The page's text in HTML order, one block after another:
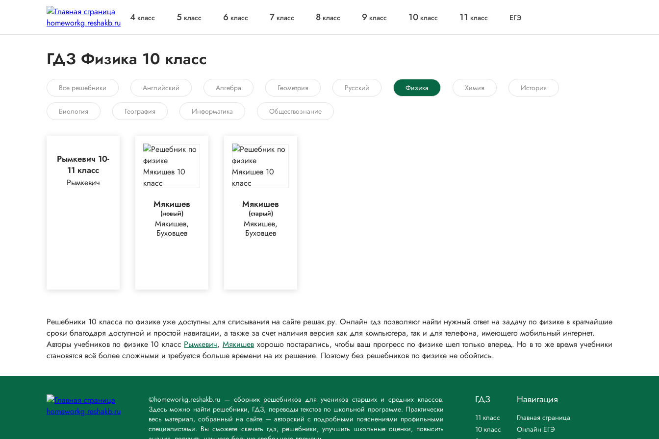
4 класс 5 класс 6 класс 7 класс 8 класс 9 класс 10 класс 11 класс ЕГЭ
ГДЗ Физика 10 класс
Все решебники Английский Алгебра Геометрия Русский Физика Химия История
Биология География Информатика Обществознание
Рымкевич 10-
11 класс
Рымкевич
Мякишев
(новый)
Мякишев,
Буховцев
Мякишев
(старый)
Мякишев,
Буховцев
Решебники 10 класса по физике уже доступны для списывания на сайте решак.ру. Онлайн гдз позволяют найти нужный ответ на задачу по физике в кратчайшие
сроки благодаря доступной и простой навигации, а также за счет наличия версия как для компьютера, так и для телефона, имеющего мобильный интернет.
Авторы учебников по физике 10 класс Рымкевич, Мякишевхорошо постарались, чтобы ваш прогресс по физике шел только вперед. Но в то же время учебники
становятся всё более сложными и требуется больше времени на их решение. Поэтому без решебников по физике не обойтись.
©homeworkg.reshakb.ru — сборник решебников для учеников старших и средних классов.
Здесь можно найти решебники, ГДЗ, переводы текстов по школьной программе. Практически
весь материал, собранный на сайте — авторский с подробными пояснениями профильными
специалистами. Вы сможете скачать гдз, решебники, улучшить школьные оценки, повысить
ГДЗ
11 класс
10 класс
Навигация
Главная страница
Онлайн ЕГЭ